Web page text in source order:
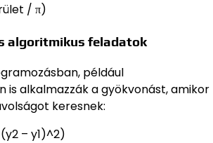
/ π)
algoritmikus feladatok
például
is alkalmazzák a gyökvonást, amikor
keresnek:
– y1)^2)